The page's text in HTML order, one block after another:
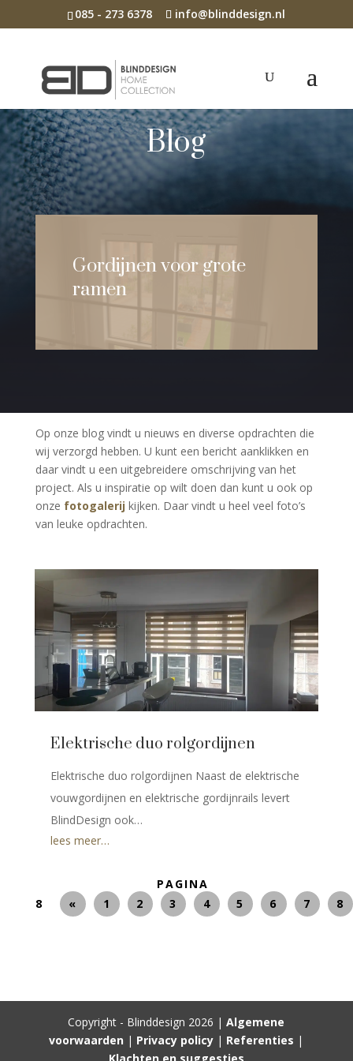
085 - 273 6378 info@blinddesign.nl
Blog
Gordijnen voor grote
ramen
Op onze blog vindt u nieuws en diverse opdrachten die
wij verzorgd hebben. U kunt een bericht aanklikken en
daar vindt u een uitgebreidere omschrijving van het
project. Als u inspiratie op wilt doen dan kunt u ook op
onze fotogalerij kijken. Daar vindt u heel veel foto’s
van leuke opdrachten.
Elektrische duo rolgordijnen
Elektrische duo rolgordijnen Naast de elektrische
vouwgordijnen en elektrische gordijnrails levert
BlindDesign ook…
lees meer…
PAGINA
8
« 1 2 3 4 5 6 7 8
Copyright - Blinddesign 2026 |Algemene
voorwaarden | Privacy policy | Referenties |